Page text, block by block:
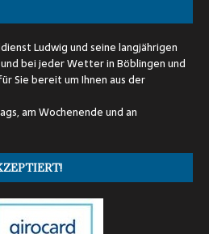
Ludwig und seine langjährigen
bei jeder Wetter in Böblingen und
Sie bereit um Ihnen aus der
am Wochenende und an